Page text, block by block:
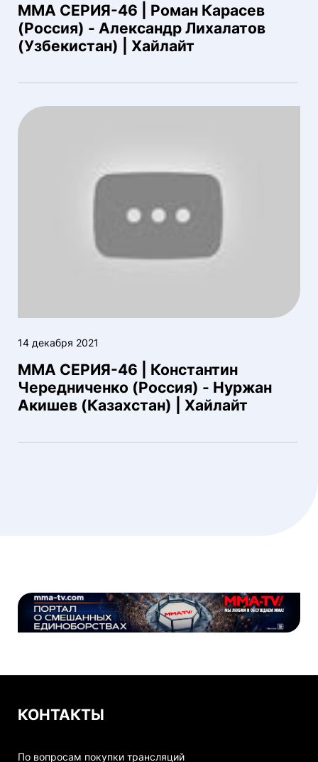
ММА СЕРИЯ-46 | Роман Карасев
(Россия) - Александр Лихалатов
(Узбекистан) | Хайлайт
14 декабря 2021
ММА СЕРИЯ-46 | Константин
Чередниченко (Россия) - Нуржан
Акишев (Казахстан) | Хайлайт
КОНТАКТЫ
По вопросам покупки трансляций